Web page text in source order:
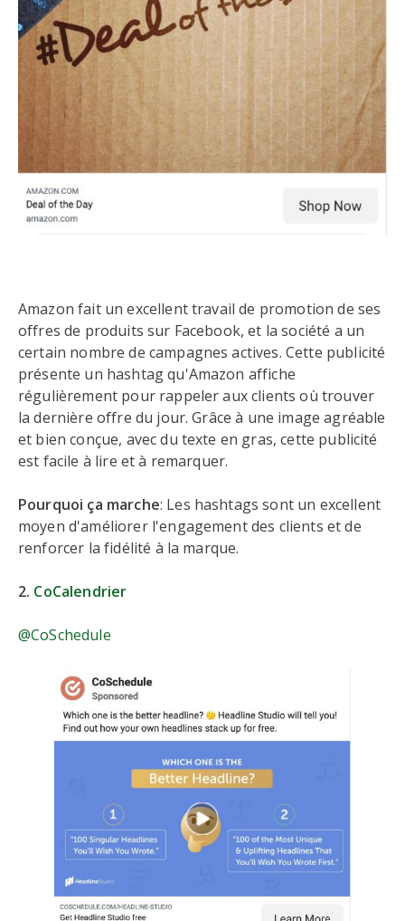
Amazon fait un excellent travail de promotion de ses
offres de produits sur Facebook, et la société a un
certain nombre de campagnes actives. Cette publicité
présente un hashtag qu'Amazon affiche
régulièrement pour rappeler aux clients où trouver
la dernière offre du jour. Grâce à une image agréable
et bien conçue, avec du texte en gras, cette publicité
est facile à lire et à remarquer.
Pourquoi ça marche: Les hashtags sont un excellent
moyen d'améliorer l'engagement des clients et de
renforcer la fidélité à la marque.
2. CoCalendrier
@CoSchedule